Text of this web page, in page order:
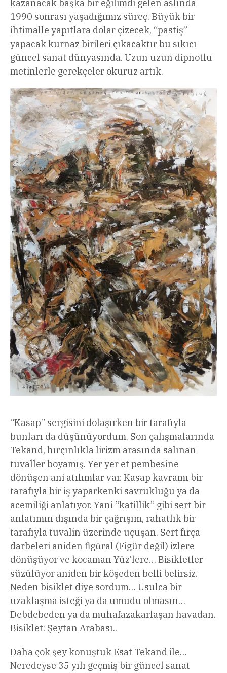
kazanacak başka bir eğilimdi gelen aslında
1990 sonrası yaşadığımız süreç. Büyük bir
ihtimalle yapıtlara dolar çizecek, “pastiş”
yapacak kurnaz birileri çıkacaktır bu sıkıcı
güncel sanat dünyasında. Uzun uzun dipnotlu
metinlerle gerekçeler okuruz artık.
“Kasap” sergisini dolaşırken bir tarafıyla
bunları da düşünüyordum. Son çalışmalarında
Tekand, hırçınlıkla lirizm arasında salınan
tuvaller boyamış. Yer yer et pembesine
dönüşen ani atılımlar var. Kasap kavramı bir
tarafıyla bir iş yaparkenki savrukluğu ya da
acemiliği anlatıyor. Yani “katillik” gibi sert bir
anlatımın dışında bir çağrışım, rahatlık bir
tarafıyla tuvalin üzerinde uçuşan. Sert fırça
darbeleri aniden figüral (Figür değil) izlere
dönüşüyor ve kocaman Yüz’lere… Bisikletler
süzülüyor aniden bir köşeden belli belirsiz.
Neden bisiklet diye sordum… Usulca bir
uzaklaşma isteği ya da umudu olmasın…
Debdebeden ya da muhafazakarlaşan havadan.
Bisiklet: Şeytan Arabası..
Daha çok şey konuştuk Esat Tekand ile…
Neredeyse 35 yılı geçmiş bir güncel sanat